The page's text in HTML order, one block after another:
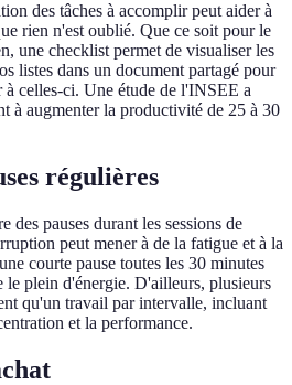
des tâches à accomplir peut aider à
rien n'est oublié. Que ce soit pour le
une checklist permet de visualiser les
listes dans un document partagé pour
à celles-ci. Une étude de l'INSEE a
à augmenter la productivité de 25 à 30
régulières
des pauses durant les sessions de
peut mener à de la fatigue et à la
courte pause toutes les 30 minutes
le plein d'énergie. D'ailleurs, plusieurs
qu'un travail par intervalle, incluant
et la performance.